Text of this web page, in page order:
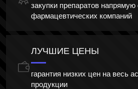
закупки препаратов напрямую
фармацевтических компаний
ЛУЧШИЕ ЦЕНЫ
гарантия низких цен на весь
продукции